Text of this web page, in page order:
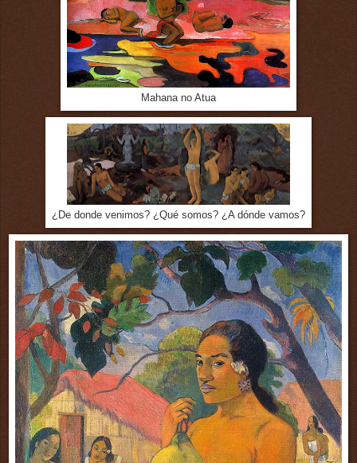
Mahana no Atua
¿De donde venimos? ¿Qué somos? ¿A dónde vamos?